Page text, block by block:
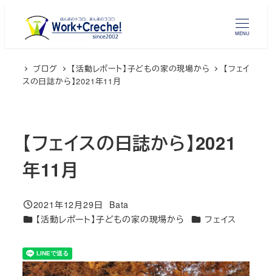
MENU
ブログ 【活動レポート】子どもの家の現場から
【フェイ
スの日誌から】2021年11月
【フェイスの日誌から】2021
年11月
投稿日
2021年12月29日
著
者
Bata
カテゴリー
【活動レポート】子どもの家の現場から カテゴリー
フェイス